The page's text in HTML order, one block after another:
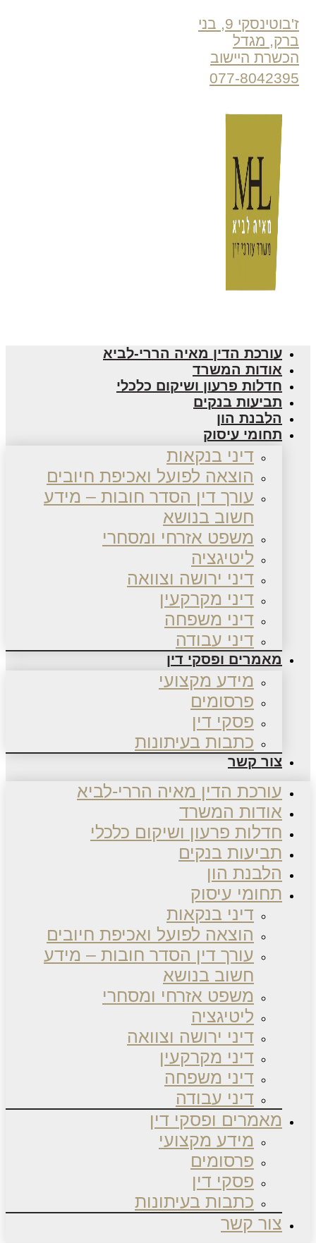
ז'בוטינסקי 9, בני
ברק, מגדל
הכשרת היישוב
077-8042395
עורכת הדין מאיה הררי-לביא
אודות המשרד
חדלות פרעון ושיקום כלכלי
תביעות בנקים
הלבנת הון
תחומי עיסוק
דיני בנקאות
הוצאה לפועל ואכיפת חיובים
עורך דין הסדר חובות – מידע
חשוב בנושא
משפט אזרחי ומסחרי
ליטיגציה
דיני ירושה וצוואה
דיני מקרקעין
דיני משפחה
דיני עבודה
מאמרים ופסקי דין
מידע מקצועי
פרסומים
פסקי דין
כתבות בעיתונות
צור קשר
עורכת הדין מאיה הררי-לביא
אודות המשרד
חדלות פרעון ושיקום כלכלי
תביעות בנקים
הלבנת הון
תחומי עיסוק
דיני בנקאות
הוצאה לפועל ואכיפת חיובים
עורך דין הסדר חובות – מידע
חשוב בנושא
משפט אזרחי ומסחרי
ליטיגציה
דיני ירושה וצוואה
דיני מקרקעין
דיני משפחה
דיני עבודה
מאמרים ופסקי דין
מידע מקצועי
פרסומים
פסקי דין
כתבות בעיתונות
צור קשר